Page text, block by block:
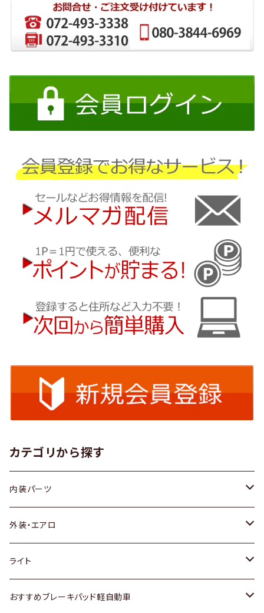
カテゴリから探す
内装パーツ
トヨタ
ホンダ
スズキ
外装・エアロ
トヨタ
ホンダ
ライト
トヨタ
おすすめブレーキパッド軽自動車